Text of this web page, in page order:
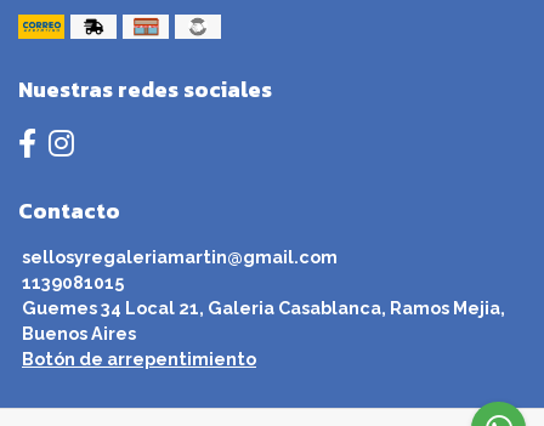
Nuestras redes sociales
Contacto
sellosyregaleriamartin@gmail.com
1139081015
Guemes 34 Local 21, Galeria Casablanca, Ramos Mejia,
Buenos Aires
Botón de arrepentimiento